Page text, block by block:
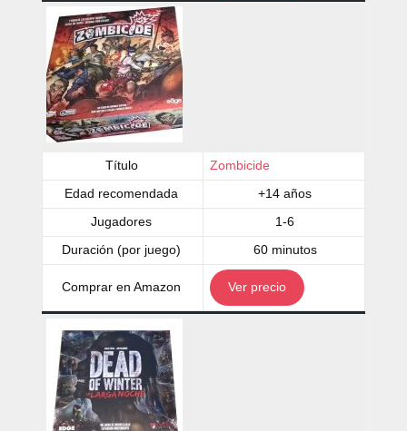
Título Zombicide
Edad recomendada +14 años
Jugadores 1-6
Duración (por juego) 60 minutos
Comprar en Amazon Ver precio